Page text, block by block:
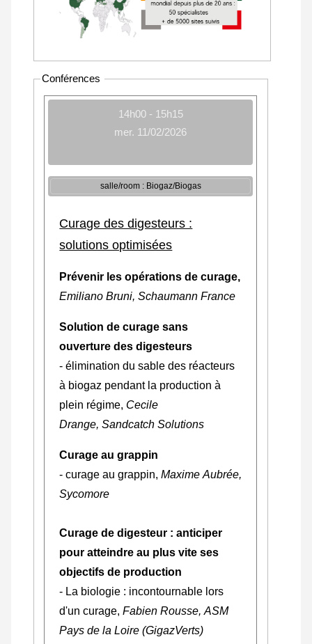
Conférences
14h00 - 15h15
mer. 11/02/2026
salle/room : Biogaz/Biogas
Curage des digesteurs :
solutions optimisées
Prévenir les opérations de curage,
Emiliano Bruni, Schaumann France
Solution de curage sans
ouverture des digesteurs
- élimination du sable des réacteurs
à biogaz pendant la production à
plein régime, Cecile
Drange, Sandcatch Solutions
Curage au grappin
- curage au grappin,Maxime Aubrée,
Sycomore
Curage de digesteur : anticiper
pour atteindre au plus vite ses
objectifs de production
- La biologie : incontournable lors
d'un curage,Fabien Rousse, ASM
Pays de la Loire (GigazVerts)